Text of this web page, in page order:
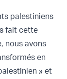
palestiniens
fait cette
nous avons
en
» et